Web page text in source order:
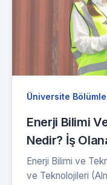
Üniversite
Enerji Bilimi
Nedir? İş
Enerji Bilimi ve
ve Teknolojileri